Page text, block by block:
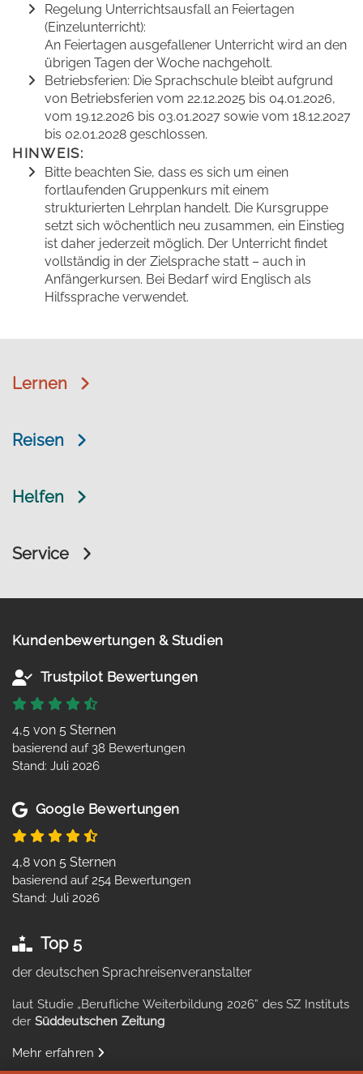
Regelung Unterrichtsausfall an Feiertagen
(Einzelunterricht):
An Feiertagen ausgefallener Unterricht wird an den
übrigen Tagen der Woche nachgeholt.
Betriebsferien: Die Sprachschule bleibt aufgrund
von Betriebsferien vom 22.12.2025 bis 04.01.2026,
vom 19.12.2026 bis 03.01.2027 sowie vom 18.12.2027
bis 02.01.2028 geschlossen.
HINWEIS:
Bitte beachten Sie, dass es sich um einen
fortlaufenden Gruppenkurs mit einem
strukturierten Lehrplan handelt. Die Kursgruppe
setzt sich wöchentlich neu zusammen, ein Einstieg
ist daher jederzeit möglich. Der Unterricht findet
vollständig in der Zielsprache statt – auch in
Anfängerkursen. Bei Bedarf wird Englisch als
Hilfssprache verwendet.
Lernen
Reisen
Helfen
Service
Kundenbewertungen & Studien
Trustpilot Bewertungen
4,5 von 5 Sternen
basierend auf 38 Bewertungen
Stand: Juli 2026
Google Bewertungen
4,8 von 5 Sternen
basierend auf 254 Bewertungen
Stand: Juli 2026
Top 5
der deutschen Sprachreisenveranstalter
laut Studie „Berufliche Weiterbildung 2026” des SZ Instituts
der Süddeutschen Zeitung
Mehr erfahren